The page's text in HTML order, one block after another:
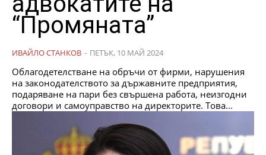
“Промяната”
ИВАЙЛО СТАНКОВ - ПЕТЪК, 10 МАЙ 2024
Облагодетелстване на обръчи от фирми, нарушения
на законодателството за държавните предприятия,
подаряване на пари без свършена работа, неизгодни
договори и самоуправство на директорите. Това...